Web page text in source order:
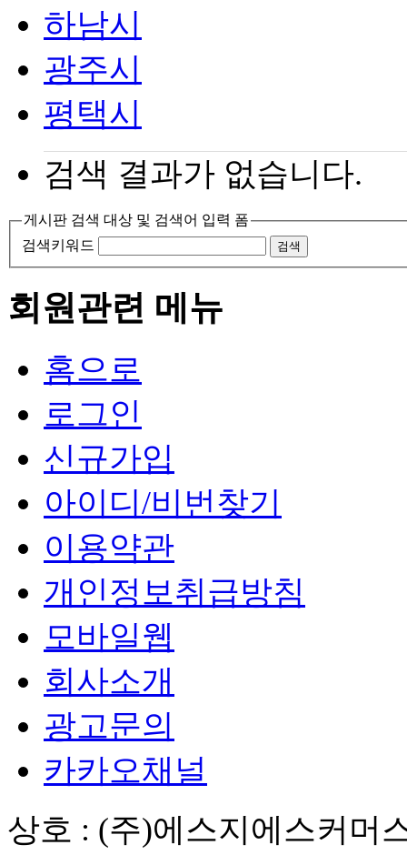
하남시
광주시
평택시
검색 결과가 없습니다.
게시판 검색 대상 및 검색어 입력 폼
검색키워드
검색
회원관련 메뉴
홈으로
로그인
신규가입
아이디/비번찾기
이용약관
개인정보취급방침
모바일웹
회사소개
광고문의
카카오채널
상호 : (주)에스지에스커머